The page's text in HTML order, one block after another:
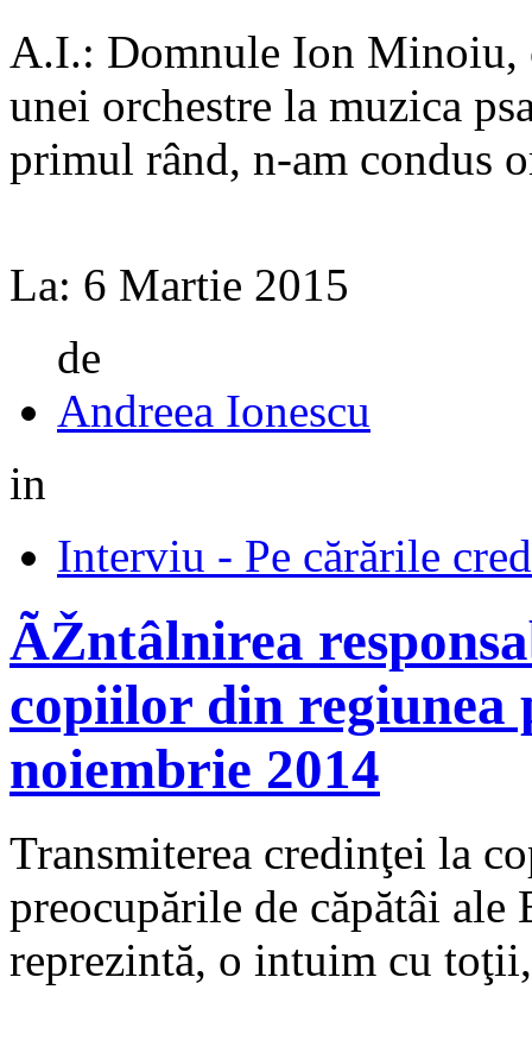
A.I.: Domnule Ion Minoiu,
unei orchestre la muzi­ca
primul rând, n-am condus
La: 6 Martie 2015
de
Andreea Ionescu
in
Interviu - Pe cărările
ÃŽntâlnirea
copiilor din regiunea
noiembrie 2014
Transmiterea credinţei la
preocupările de căpătâi
reprezintă, o intuim cu